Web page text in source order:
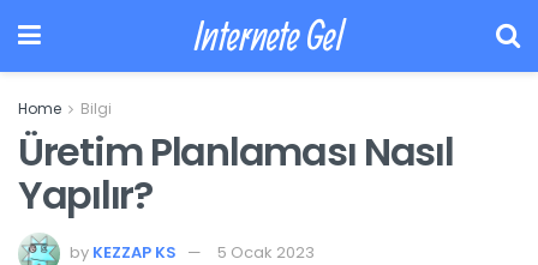
Internete Gel
Home Bilgi
Üretim Planlaması Nasıl
Yapılır?
by KEZZAP KS 5 Ocak 2023